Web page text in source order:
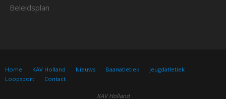
Beleidsplan
Home KAV Holland Nieuws Baanatletiek
Jeugdatletiek
Loopsport
Contact
KAV Holland